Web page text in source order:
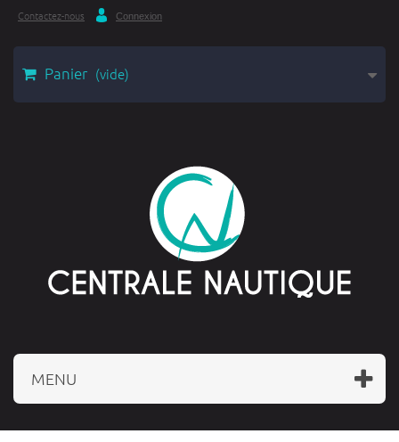
Contactez-nous Connexion
Panier (vide)
MENU